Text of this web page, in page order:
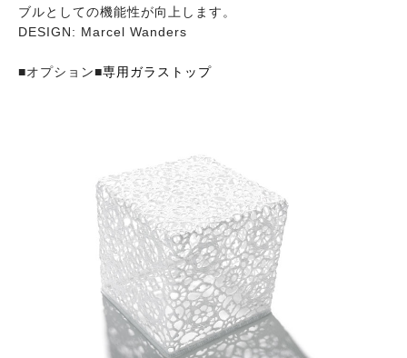
ブルとしての機能性が向上します。
DESIGN: Marcel Wanders
■オプション■専用ガラストップ